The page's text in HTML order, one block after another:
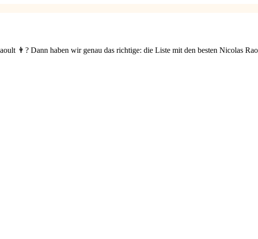
👨? Dann haben wir genau das richtige: die Liste mit den besten Nicolas